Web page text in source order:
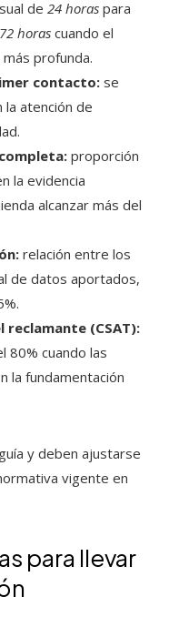
de 24 horas para
horascuando el
profunda.
contacto: se
la atención de
proporción
la evidencia
alcanzar más del
relación entre los
de datos aportados,
(CSAT):
80% cuando las
la fundamentación
y deben ajustarse
vigente en
para llevar